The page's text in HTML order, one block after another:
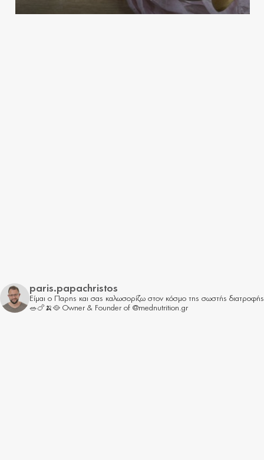
paris.papachristos
Είμαι ο Παρης και σας καλωσορίζω στον κόσμο της σωστής διατροφής
🥗🍗🍌🥘 Owner & Founder of @mednutrition.gr